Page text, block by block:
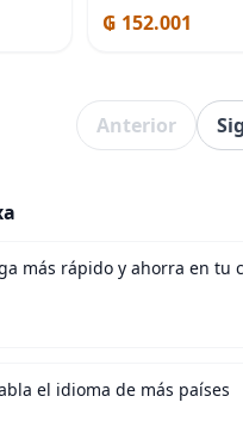
sin
pies
₲ 152.001
Anterior
más rápido y ahorra en tu
el idioma de más países